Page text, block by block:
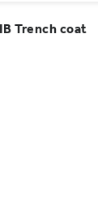
Trench coat